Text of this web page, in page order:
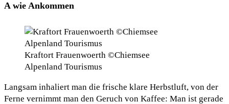
A wie Ankommen
Kraftort Frauenwoerth ©Chiemsee
Alpenland Tourismus
Langsam inhaliert man die frische klare Herbstluft, von der
Ferne vernimmt man den Geruch von Kaffee: Man ist gerade